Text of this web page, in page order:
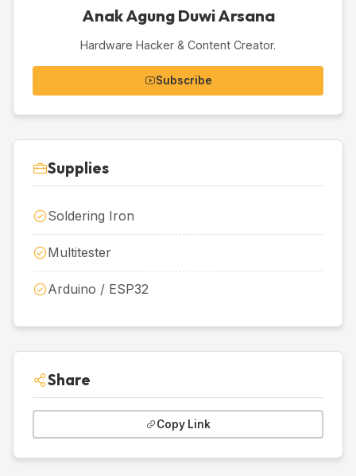
Anak Agung Duwi Arsana
Hardware Hacker & Content Creator.
Subscribe
Supplies
Soldering Iron
Multitester
Arduino / ESP32
Share
Copy Link